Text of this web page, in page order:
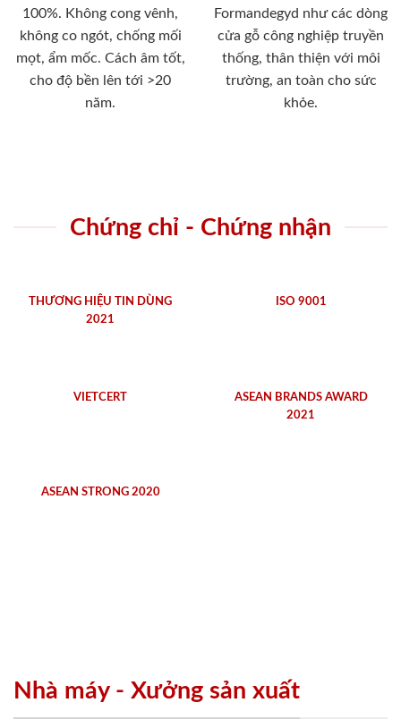
100%. Không cong vênh,
không co ngót, chống mối
mọt, ẩm mốc. Cách âm tốt,
cho độ bền lên tới >20
năm.
Formandegyd như các dòng
cửa gỗ công nghiệp truyền
thống, thân thiện với môi
trường, an toàn cho sức
khỏe.
Chứng chỉ - Chứng nhận
THƯƠNG HIỆU TIN DÙNG
2021
ISO 9001
VIETCERT
ASEAN BRANDS AWARD
2021
ASEAN STRONG 2020
Nhà máy - Xưởng sản xuất